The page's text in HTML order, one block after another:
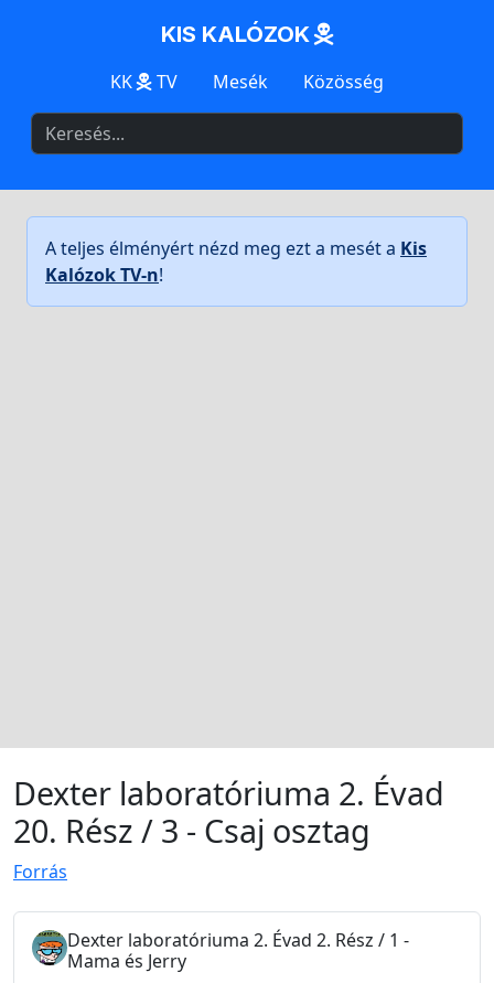
KIS KALÓZOK
KK TV Mesék Közösség
A teljes élményért nézd meg ezt a mesét a Kis
Kalózok TV-n!
Dexter laboratóriuma 2. Évad
20. Rész / 3 - Csaj osztag
Forrás
Dexter laboratóriuma 2. Évad 2. Rész / 1 -
Mama és Jerry